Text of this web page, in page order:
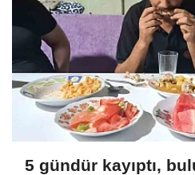
5 gündür kayıptı,